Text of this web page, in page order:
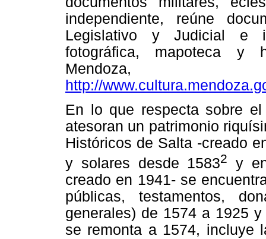
independiente, reúne
Legislativo y Judicial e
fotográfica, mapoteca y
http://
En lo que respecta sobre
atesoran un patrimonio
Históricos de Salta -creado
y solares desde 15832
y
creado en 1941- se
públicas, testamentos,
generales) de 1574 a 1925
se remonta a 1574, incluye